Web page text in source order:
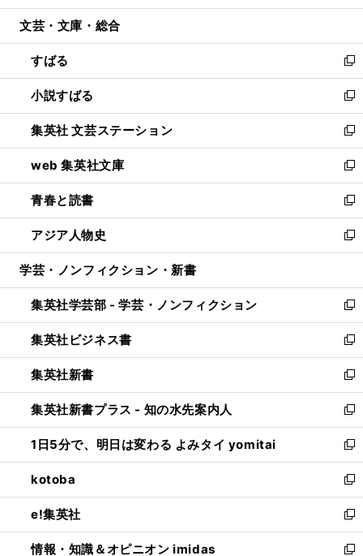
開
ウ
開
く
ン
ウ
で
開
く
ウ
ン
ド
ウ
で
開
く
文芸・文庫・総合
すばる
新
し
い
ウ
ィ
ン
ド
ウ
で
開
く
小説すばる
新
し
い
ウ
ィ
ン
ド
ウ
で
開
集英社 文芸ステーション
新
し
い
ウ
ィ
ン
ド
ウ
開
く
web 集英社文庫
新
し
い
ウ
ィ
ン
ウ
で
開
く
青春と読書
新
し
い
ウ
ン
ド
ウ
で
開
く
アジア人物史
新
し
ウ
ィ
ン
ド
ウ
で
開
く
学芸・ノンフィクション・新書
集英社学芸部 - 学芸・ノンフィクション
新
し
い
ウ
ィ
ン
ド
ウ
で
開
く
集英社ビジネス書
新
し
い
ウ
ィ
ン
ド
ウ
で
開
く
集英社新書
新
し
い
ウ
ィ
ン
ド
ウ
で
開
く
集英社新書プラス - 知の水先案内人
新
し
い
ウ
ィ
ン
ド
ウ
で
1日5分で、明日は変わる よみタイ yomitai
新
し
い
ウ
ィ
ン
ド
kotoba
新
し
い
ウ
ィ
e!集英社
新
し
い
情報・知識＆オピニオン imidas
新